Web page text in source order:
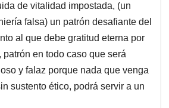
de vitalidad impostada, (un
falsa) un patrón desafiante del
al que debe gratitud eterna por
en todo caso que será
y falaz porque nada que venga
sustento ético, podrá servir a un